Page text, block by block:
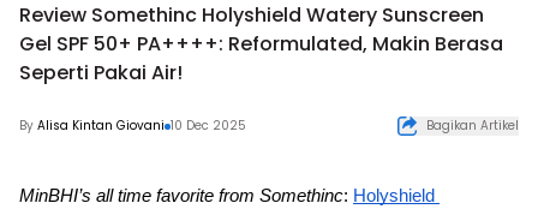
Review Somethinc Holyshield Watery Sunscreen
Gel SPF 50+ PA++++: Reformulated, Makin Berasa
Seperti Pakai Air!
By Alisa Kintan Giovani 10 Dec 2025 Bagikan Artikel
MinBHI’s all time favorite from Somethinc: Holyshield